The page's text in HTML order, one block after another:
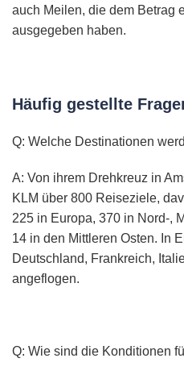
auch Meilen, die dem Betrag
ausgegeben haben.
Häufig gestellte
Q: Welche Destinationen
A: Von ihrem Drehkreuz in
KLM über 800 Reiseziele,
225 in Europa, 370 in Nord-,
14 in den Mittleren Osten. In
Deutschland, Frankreich,
angeflogen.
Q: Wie sind die Konditionen